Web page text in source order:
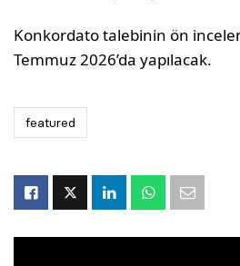
Konkordato talebinin ön
Temmuz 2026’da yapılacak.
featured